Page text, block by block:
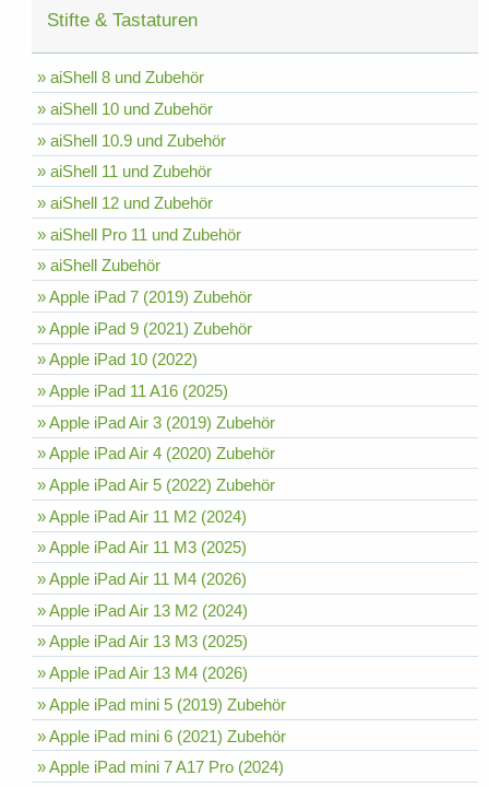
Stifte & Tastaturen
» aiShell 8 und Zubehör
» aiShell 10 und Zubehör
» aiShell 10.9 und Zubehör
» aiShell 11 und Zubehör
» aiShell 12 und Zubehör
» aiShell Pro 11 und Zubehör
» aiShell Zubehör
» Apple iPad 7 (2019) Zubehör
» Apple iPad 9 (2021) Zubehör
» Apple iPad 10 (2022)
» Apple iPad 11 A16 (2025)
» Apple iPad Air 3 (2019) Zubehör
» Apple iPad Air 4 (2020) Zubehör
» Apple iPad Air 5 (2022) Zubehör
» Apple iPad Air 11 M2 (2024)
» Apple iPad Air 11 M3 (2025)
» Apple iPad Air 11 M4 (2026)
» Apple iPad Air 13 M2 (2024)
» Apple iPad Air 13 M3 (2025)
» Apple iPad Air 13 M4 (2026)
» Apple iPad mini 5 (2019) Zubehör
» Apple iPad mini 6 (2021) Zubehör
» Apple iPad mini 7 A17 Pro (2024)